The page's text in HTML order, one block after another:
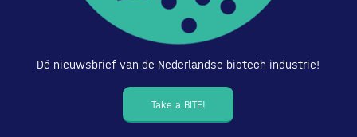
Dé nieuwsbrief van de Nederlandse biotech industrie!
Take a BITE!